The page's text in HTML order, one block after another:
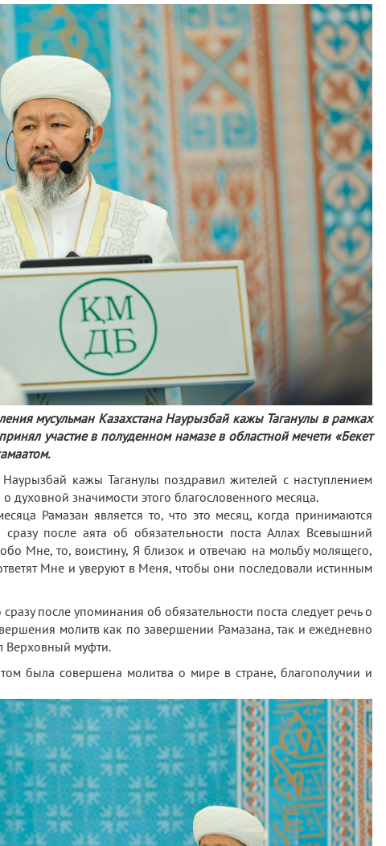
мусульман Казахстана Наурызбай кажы Таганулы в рамках
участие в полуденном намазе в областной мечети «Бекет
кажы Таганулы поздравил жителей с наступлением
духовной значимости этого благословенного месяца.
Рамазан является то, что это месяц, когда принимаются
после аята об обязательности поста Аллах Всевышний
Мне, то, воистину, Я близок и отвечаю на мольбу молящего,
Мне и уверуют в Меня, чтобы они последовали истинным
после упоминания об обязательности поста следует речь о
молитв как по завершении Рамазана, так и ежедневно
Верховный муфти.
была совершена молитва о мире в стране, благополучии и